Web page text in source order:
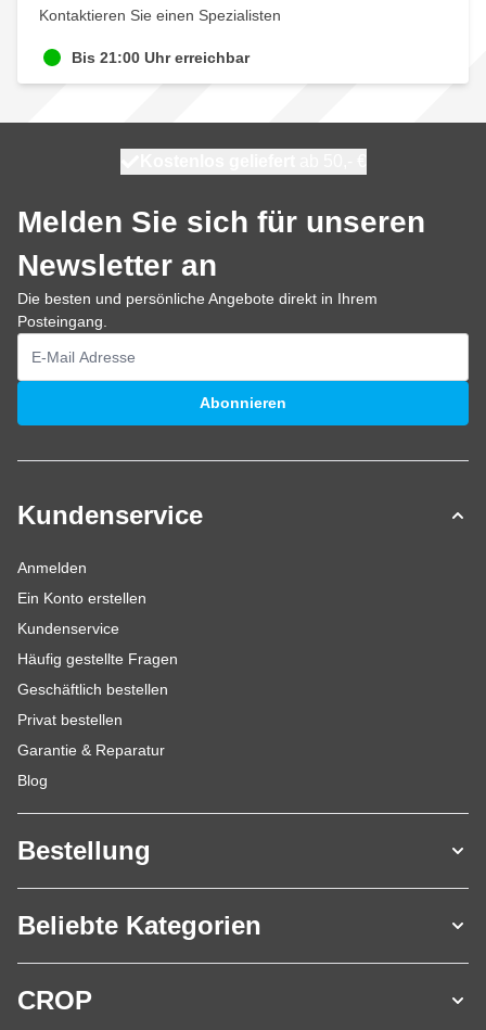
Kontaktieren Sie einen Spezialisten
Bis 21:00 Uhr erreichbar
Melden Sie sich für unseren
Newsletter an
Die besten und persönliche Angebote direkt in Ihrem
Posteingang.
E-Mailadresse
Abonnieren
Kundenservice
Anmelden
Ein Konto erstellen
Kundenservice
Häufig gestellte Fragen
Geschäftlich bestellen
Privat bestellen
Garantie & Reparatur
Blog
Bestellung
Beliebte Kategorien
CROP